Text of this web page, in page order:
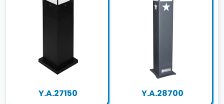
Y.A.27150 Y.A.28700